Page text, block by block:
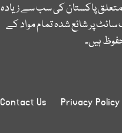
پاکستان کی سب سے زیادہ
پر شائع شدہ تمام مواد کے
ہیں۔
Privacy Policy
Contact Us